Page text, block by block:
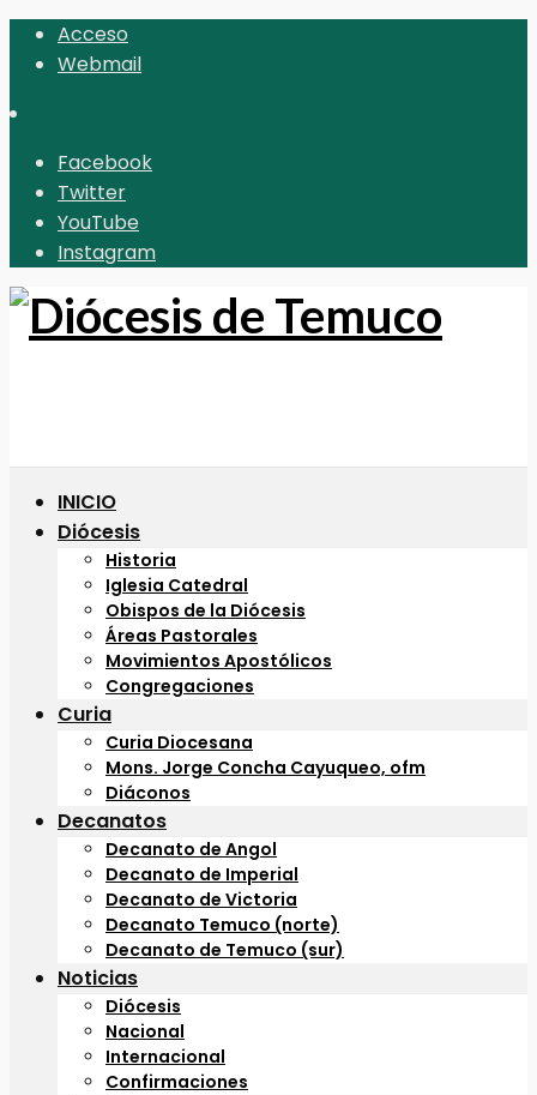
Acceso
Webmail
Facebook
Twitter
YouTube
Instagram
INICIO
Diócesis
Historia
Iglesia Catedral
Obispos de la Diócesis
Áreas Pastorales
Movimientos Apostólicos
Congregaciones
Curia
Curia Diocesana
Mons. Jorge Concha Cayuqueo, ofm
Diáconos
Decanatos
Decanato de Angol
Decanato de Imperial
Decanato de Victoria
Decanato Temuco (norte)
Decanato de Temuco (sur)
Noticias
Diócesis
Nacional
Internacional
Confirmaciones